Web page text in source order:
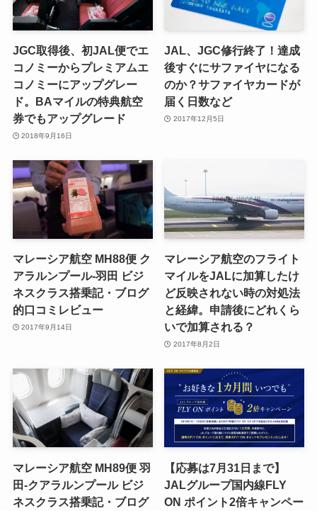
JGC取得後、初JAL便でエ
コノミーからプレミアムエ
コノミーにアップグレー
ド。BAマイルの特典航空
券でもアップグレード
2018年9月16日
JAL、JGC修行終了！達成
後すぐにサファイヤになる
のか？サファイヤカードが
届く日数など
2017年12月5日
マレーシア航空 MH88便 ク
アラルンプール-羽田 ビジ
ネスクラス搭乗記・ブログ
的口コミレビュー
2017年9月14日
マレーシア航空のフライト
マイルをJALに加算したけ
ど反映されない時の対処法
と経緯。申請後にどれくら
いで加算される？
2017年8月2日
マレーシア航空 MH89便 羽
田-クアラルンプール ビジ
ネスクラス搭乗記・ブログ
【応募は7月31日まで】
JALグループ国内線FLY
ON ポイント2倍キャンペー